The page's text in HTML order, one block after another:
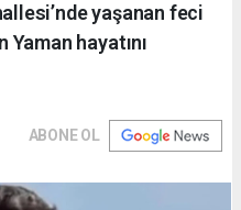
yaşanan feci
Yaman hayatını
ABONE OL